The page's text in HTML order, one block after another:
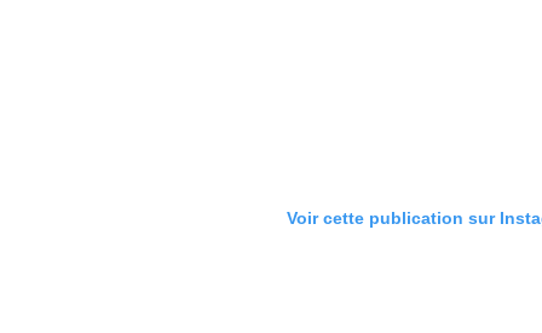
Voir cette publication sur